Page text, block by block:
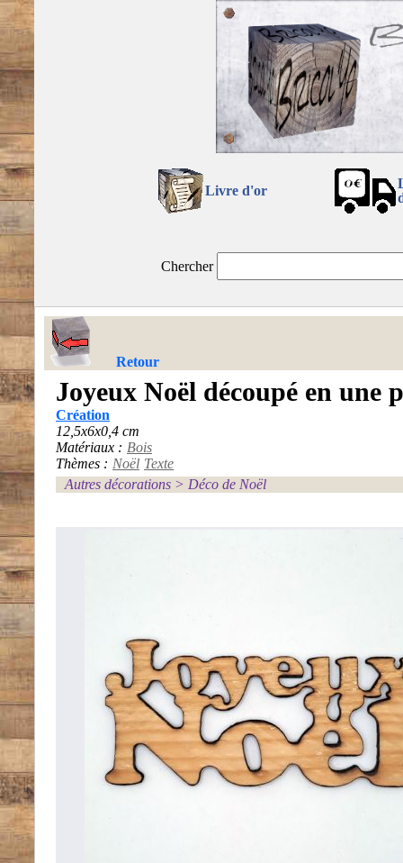
Livre d'or
Chercher
Retour
Joyeux Noël découpé en une
Création
12,5x6x0,4 cm
Matériaux : Bois
Thèmes : Noël Texte
Autres décorations > Déco de Noël